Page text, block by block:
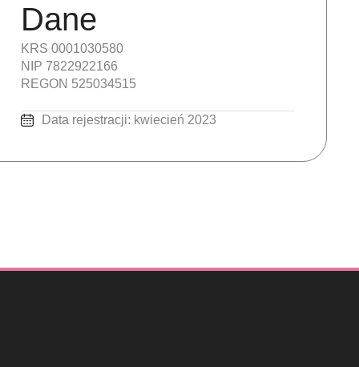
Dane
KRS 0001030580
NIP 7822922166
REGON 525034515
Data rejestracji: kwiecień 2023